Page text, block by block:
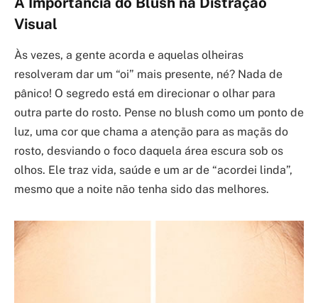
Visual
Às vezes, a gente acorda e aquelas olheiras
resolveram dar um “oi” mais presente, né? Nada de
pânico! O segredo está em direcionar o olhar para
outra parte do rosto. Pense no blush como um ponto de
luz, uma cor que chama a atenção para as maçãs do
rosto, desviando o foco daquela área escura sob os
olhos. Ele traz vida, saúde e um ar de “acordei linda”,
mesmo que a noite não tenha sido das melhores.